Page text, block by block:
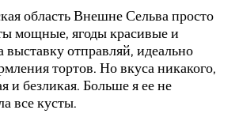
область Внешне Сельва просто
мощные, ягоды красивые и
отправляй, идеально
тортов. Но вкуса никакого,
и безликая. Больше я ее не
все кусты.